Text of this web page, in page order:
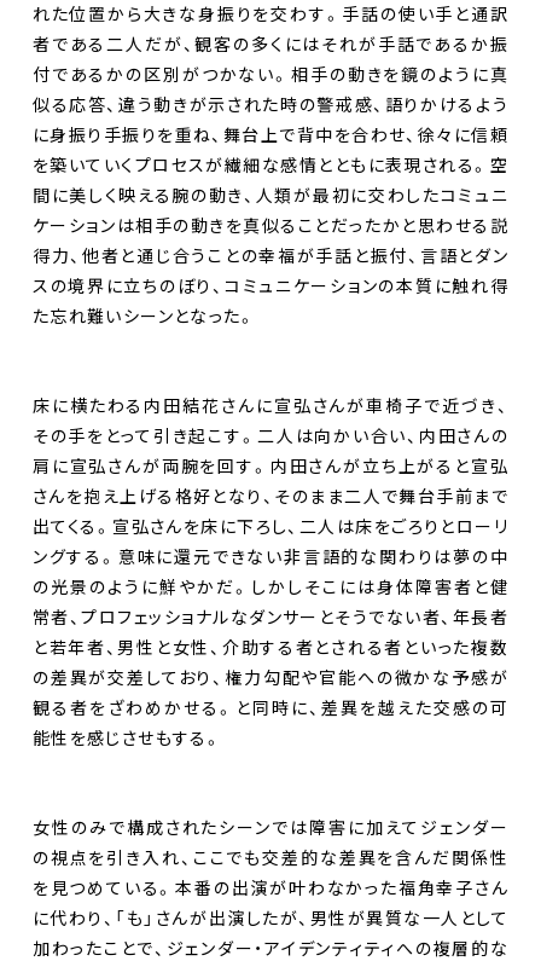
れた位置から大きな身振りを交わす。手話の使い手と通訳
者である二人だが、観客の多くにはそれが手話であるか振
付であるかの区別がつかない。相手の動きを鏡のように真
似る応答、違う動きが示された時の警戒感、語りかけるよう
に身振り手振りを重ね、舞台上で背中を合わせ、徐々に信頼
を築いていくプロセスが繊細な感情とともに表現される。空
間に美しく映える腕の動き、人類が最初に交わしたコミュニ
ケーションは相手の動きを真似ることだったかと思わせる説
得力、他者と通じ合うことの幸福が手話と振付、言語とダン
スの境界に立ちのぼり、コミュニケーションの本質に触れ得
た忘れ難いシーンとなった。
床に横たわる内田結花さんに宣弘さんが車椅子で近づき、
その手をとって引き起こす。二人は向かい合い、内田さんの
肩に宣弘さんが両腕を回す。内田さんが立ち上がると宣弘
さんを抱え上げる格好となり、そのまま二人で舞台手前まで
出てくる。宣弘さんを床に下ろし、二人は床をごろりとローリ
ングする。意味に還元できない非言語的な関わりは夢の中
の光景のように鮮やかだ。しかしそこには身体障害者と健
常者、プロフェッショナルなダンサーとそうでない者、年長者
と若年者、男性と女性、介助する者とされる者といった複数
の差異が交差しており、権力勾配や官能への微かな予感が
観る者をざわめかせる。と同時に、差異を越えた交感の可
能性を感じさせもする。
女性のみで構成されたシーンでは障害に加えてジェンダー
の視点を引き入れ、ここでも交差的な差異を含んだ関係性
を見つめている。本番の出演が叶わなかった福角幸子さん
に代わり、「も」さんが出演したが、男性が異質な一人として
加わったことで、ジェンダー・アイデンティティへの複層的な